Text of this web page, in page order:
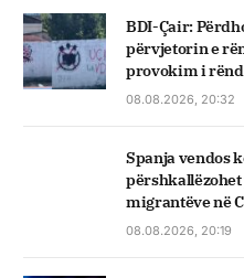
BDI-Çair:
përvjetorin e
provokim i
08.08.2026, 20:32
Spanja vendos
migrantëve në
08.08.2026, 20:19